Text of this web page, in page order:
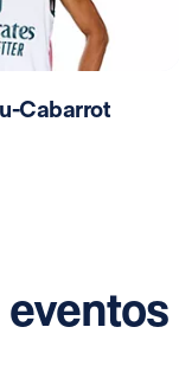
Cabarrot